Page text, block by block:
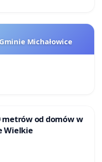
Michałowice
od domów w
Wielkie